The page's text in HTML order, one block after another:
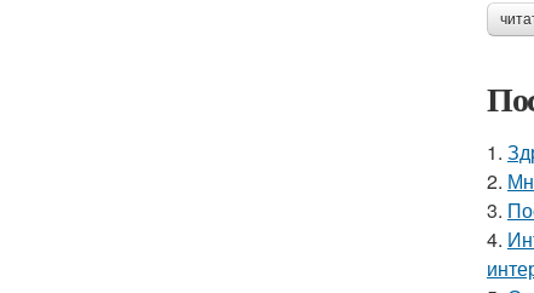
1.
2.
3.
4.